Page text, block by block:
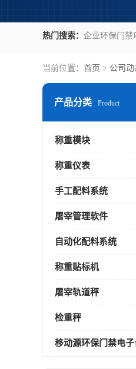
热门搜索：
当前位置： 首页 > 公司动
产品分类 Product
称重模块
称重仪表
手工配料系统
屠宰管理软件
自动化配料系统
称重贴标机
屠宰轨道秤
检重秤
移动源环保门禁电